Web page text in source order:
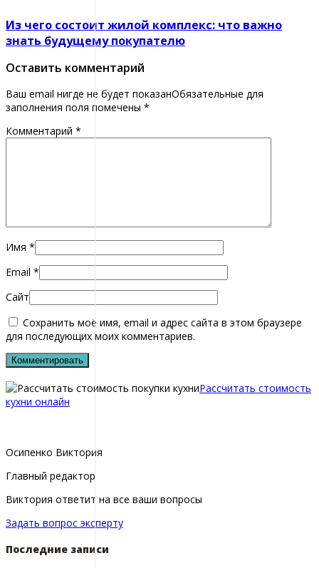
Из чего состоит жилой комплекс: что важно
знать будущему покупателю
Оставить комментарий
Ваш email нигде не будет показанОбязательные для
заполнения поля помечены *
Комментарий *
Имя *
Email *
Сайт
Сохранить моё имя, email и адрес сайта в этом браузере
для последующих моих комментариев.
Рассчитать стоимость
кухни онлайн
Осипенко Виктория
Главный редактор
Виктория ответит на все ваши вопросы
Задать вопрос эксперту
Последние записи